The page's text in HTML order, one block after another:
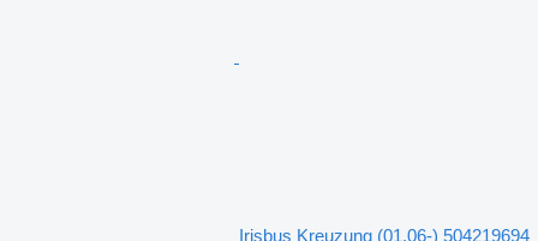
Irisbus Kreuzung (01.06-) 504219694